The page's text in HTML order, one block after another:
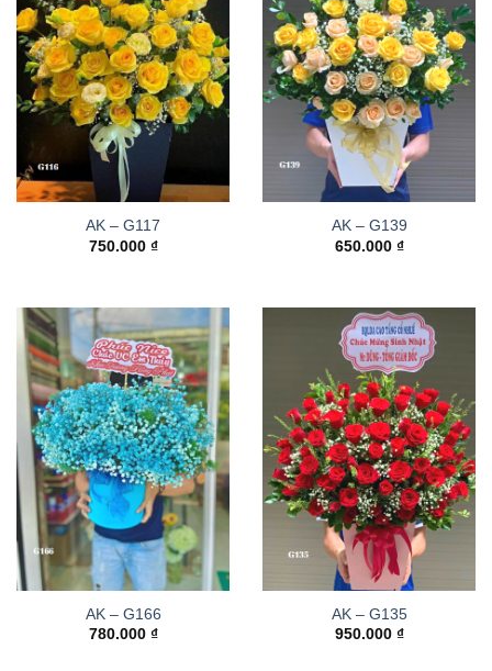
AK – G117
750.000 ₫
AK – G139
650.000 ₫
AK – G166
780.000 ₫
AK – G135
950.000 ₫